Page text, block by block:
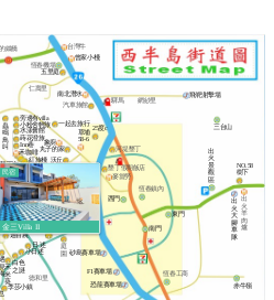
民宿
金三Villa II
台灣牛
鐵橋
五里庭
南北潛水 飛靶射擊場
驛馬 網紗里
三台山
汽車旅館
河堤墾丁
墾丁假期飯店
隱半島
墾丁六
曾家小棧
西門
恆春鎮內
東門
南門
出
火
景
觀
區
NO.58
樹下
出
火
大
腳
車
隊
出
火
羊
肉
爐
砂島賽車場
F1賽車場
興
滿
逸
筑
德和里
李莎小鎮
恆春工商
赤牛嶺
象廚
一起去旅行
Inn巷
草埔
58-6
草戶
禾咖啡
蒔花澄旅
逸墅家
日‧述
迦百農
安堤卡
海棠
花漾非凡
丸子的家
遇
海
Three 麥當勞
小日述
白色
之謎
水漾會館
蟲
鳴
鳥
叫
恐龍賽車場
禾
米
葵
新宿
庭
園
紅旅棧
恆春機場
仁壽里
小粉舍輕旅
伍叁
沃丘
25度c
沐澄
沐山
旁邊有villa